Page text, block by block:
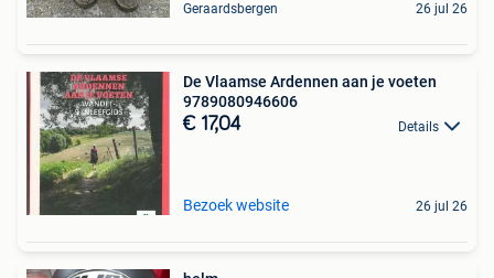
Geraardsbergen 26 jul 26
De Vlaamse Ardennen aan je voeten
9789080946606
€ 17,04 Details
Bezoek website 26 jul 26